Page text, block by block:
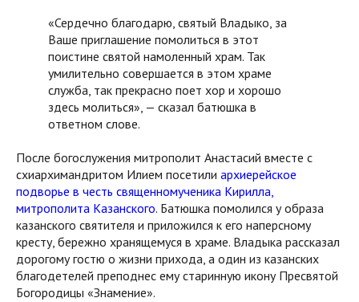
«Сердечно благодарю, святый Владыко, за
Ваше приглашение помолиться в этот
поистине святой намоленный храм. Так
умилительно совершается в этом храме
служба, так прекрасно поет хор и хорошо
здесь молиться», — сказал батюшка в
ответном слове.
После богослужения митрополит Анастасий вместе с
схиархимандритом Илием посетили архиерейское
подворье в честь священномученика Кирилла,
митрополита Казанского. Батюшка помолился у образа
казанского святителя и приложился к его наперсному
кресту, бережно хранящемуся в храме. Владыка рассказал
дорогому гостю о жизни прихода, а один из казанских
благодетелей преподнес ему старинную икону Пресвятой
Богородицы «Знамение».